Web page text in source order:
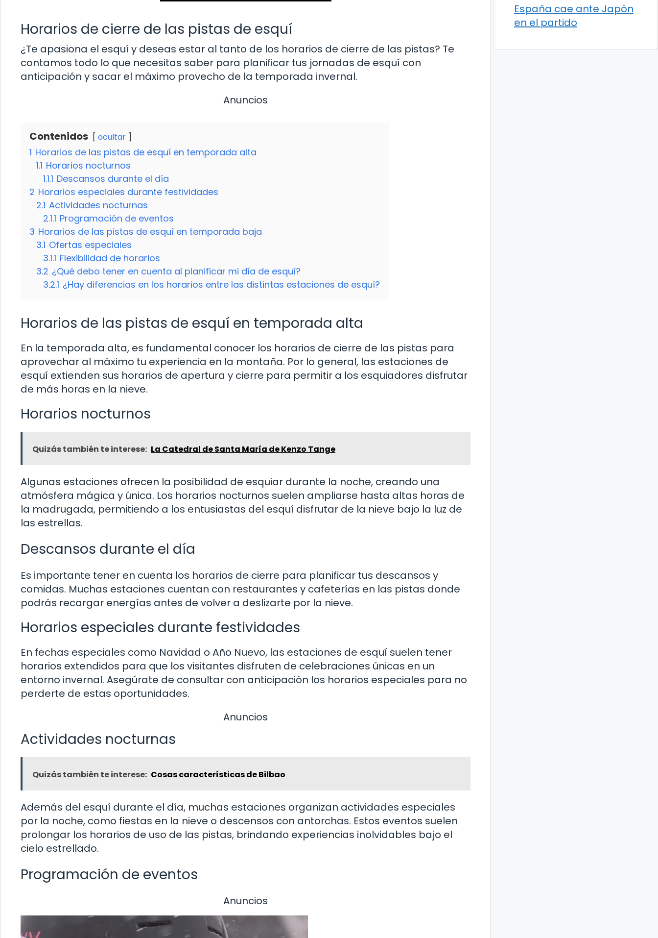
Horarios de cierre de las pistas de esquí
¿Te apasiona el esquí y deseas estar al tanto de los horarios de cierre de las pistas? Te
contamos todo lo que necesitas saber para planificar tus jornadas de esquí con
anticipación y sacar el máximo provecho de la temporada invernal.
Anuncios
Contenidos ocultar
1 Horarios de las pistas de esquí en temporada alta
1.1 Horarios nocturnos
1.1.1 Descansos durante el día
2 Horarios especiales durante festividades
2.1 Actividades nocturnas
2.1.1 Programación de eventos
3 Horarios de las pistas de esquí en temporada baja
3.1 Ofertas especiales
3.1.1 Flexibilidad de horarios
3.2 ¿Qué debo tener en cuenta al planificar mi día de esquí?
3.2.1 ¿Hay diferencias en los horarios entre las distintas estaciones de esquí?
Horarios de las pistas de esquí en temporada alta
En la temporada alta, es fundamental conocer los horarios de cierre de las pistas para
aprovechar al máximo tu experiencia en la montaña. Por lo general, las estaciones de
esquí extienden sus horarios de apertura y cierre para permitir a los esquiadores disfrutar
de más horas en la nieve.
Horarios nocturnos
Quizás también te interese: La Catedral de Santa María de Kenzo Tange
Algunas estaciones ofrecen la posibilidad de esquiar durante la noche, creando una
atmósfera mágica y única. Los horarios nocturnos suelen ampliarse hasta altas horas de
la madrugada, permitiendo a los entusiastas del esquí disfrutar de la nieve bajo la luz de
las estrellas.
Descansos durante el día
Es importante tener en cuenta los horarios de cierre para planificar tus descansos y
comidas. Muchas estaciones cuentan con restaurantes y cafeterías en las pistas donde
podrás recargar energías antes de volver a deslizarte por la nieve.
Horarios especiales durante festividades
En fechas especiales como Navidad o Año Nuevo, las estaciones de esquí suelen tener
horarios extendidos para que los visitantes disfruten de celebraciones únicas en un
entorno invernal. Asegúrate de consultar con anticipación los horarios especiales para no
perderte de estas oportunidades.
Anuncios
Actividades nocturnas
Quizás también te interese: Cosas características de Bilbao
Además del esquí durante el día, muchas estaciones organizan actividades especiales
por la noche, como fiestas en la nieve o descensos con antorchas. Estos eventos suelen
prolongar los horarios de uso de las pistas, brindando experiencias inolvidables bajo el
cielo estrellado.
Programación de eventos
Anuncios
España cae ante Japón
en el partido